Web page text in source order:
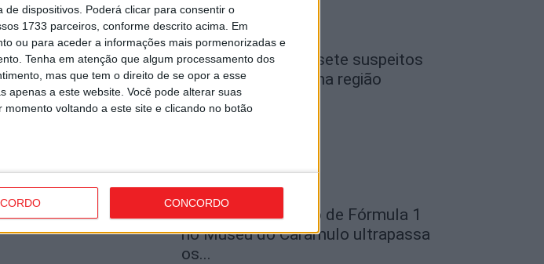
dispositivos. Poderá clicar para consentir o
1733 parceiros, conforme descrito acima. Em
ou para aceder a informações mais pormenorizadas e
Tenha em atenção que algum processamento dos
mas que tem o direito de se opor a esse
apenas a este website. Você pode alterar suas
voltando a este site e clicando no botão
CONCORDO
Viseu: GNR detém sete suspeitos
por furto de cobre na região
Tondela: Exposição de Fórmula 1
no Museu do Caramulo ultrapassa
os...